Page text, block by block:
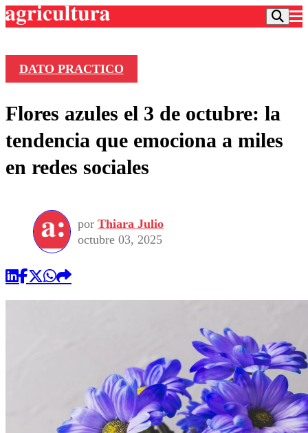
Frecuencias
Agricultura TV
Deportes
Colo Colo
Seleccion Chilena
Torneo Internacional
Universidad de Chile
Entretención
Economía
Internacional
Sustentabilidad
Publicaciones en medios
Opinión
DATO PRACTICO
Flores azules el 3 de octubre: la
tendencia que emociona a miles
en redes sociales
por Thiara Julio
octubre 03, 2025